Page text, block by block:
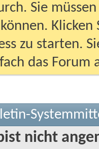
Sie
zu starten.
das
nicht